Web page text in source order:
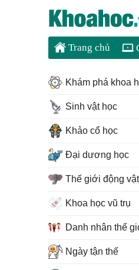
Trang chủ
Khám phá khoa
Sinh vật học
Khảo cổ học
Đại dương học
Thế giới động vật
Khoa học vũ trụ
Danh nhân thế
Ngày tận thế